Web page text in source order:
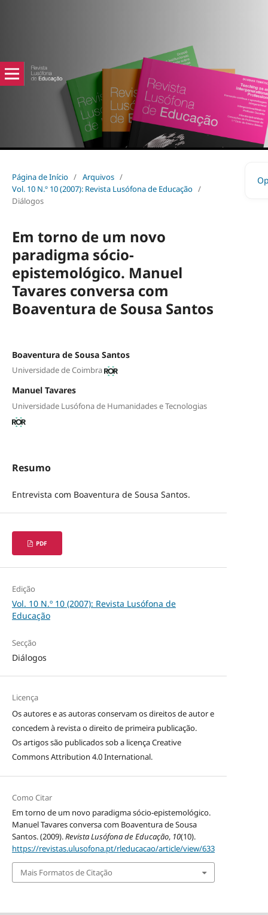
Página de Início / Arquivos /
Vol. 10 N.º 10 (2007): Revista Lusófona de Educação /
Diálogos
Em torno de um novo
paradigma sócio-
epistemológico. Manuel
Tavares conversa com
Boaventura de Sousa Santos
Boaventura de Sousa Santos
Universidade de Coimbra
Manuel Tavares
Universidade Lusófona de Humanidades e Tecnologias
Resumo
Entrevista com Boaventura de Sousa Santos.
PDF
Edição
Vol. 10 N.º 10 (2007): Revista Lusófona de
Educação
Secção
Diálogos
Licença
Os autores e as autoras conservam os direitos de autor e
concedem à revista o direito de primeira publicação.
Os artigos são publicados sob a licençaCreative
Commons Attribution 4.0 International.
Como Citar
Em torno de um novo paradigma sócio-epistemológico.
Manuel Tavares conversa com Boaventura de Sousa
Santos. (2009).Revista Lusófona de Educação, 10(10).
https://revistas.ulusofona.pt/rleducacao/article/view/633
Mais Formatos de Citação